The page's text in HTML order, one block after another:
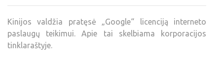
Kinijos valdžia pratęsė „Google“ licenciją interneto
paslaugų teikimui. Apie tai skelbiama korporacijos
tinklaraštyje.